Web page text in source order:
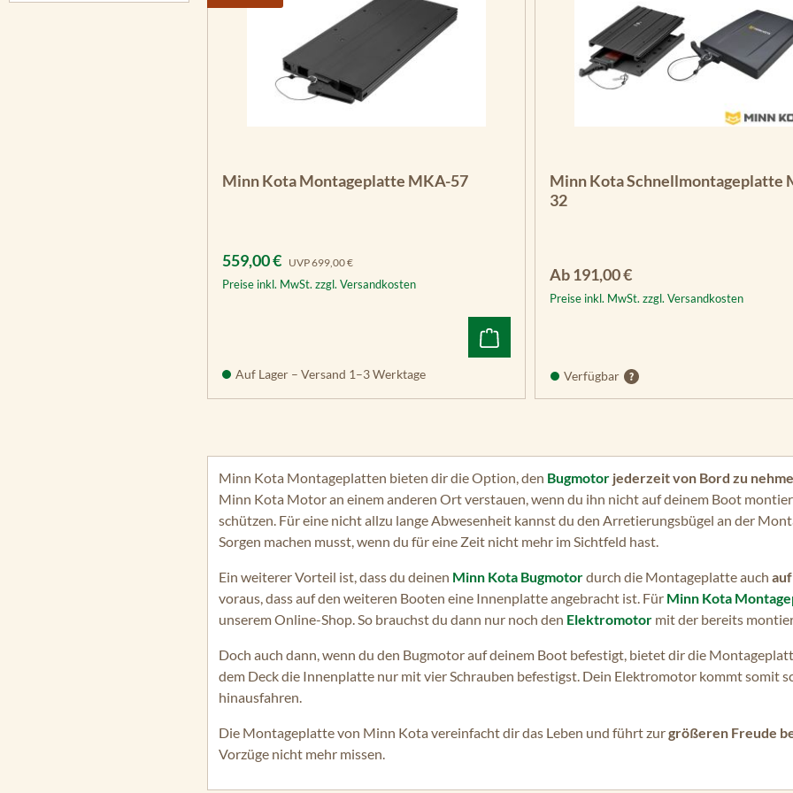
Minn Kota Montageplatte MKA-57
Verkaufspreis:
559,00 € UVP Regulärer Preis:
699,00 €
Preise inkl. MwSt. zzgl. Versandkosten
Auf Lager – Versand 1–3 Werktage
Minn Kota Schnellmontageplatte
32
Regulärer Preis:
Ab191,00 €
Preise inkl. MwSt. zzgl. Versandkosten
Verfügbar
Minn Kota Montageplatten bieten dir die Option, den Bugmotor jederzeit von Bord zu
Minn Kota Motor an einem anderen Ort verstauen, wenn du ihn nicht auf deinem Boot
schützen. Für eine nicht allzu lange Abwesenheit kannst du den Arretierungsbügel an der
Sorgen machen musst, wenn du für eine Zeit nicht mehr im Sichtfeld hast.
Ein weiterer Vorteil ist, dass du deinen Minn Kota Bugmotordurch die Montageplatte auch
voraus, dass auf den weiteren Booten eine Innenplatte angebracht ist. Für Minn Kota
unserem Online-Shop. So brauchst du dann nur noch den Elektromotor mit der bereits
Doch auch dann, wenn du den Bugmotor auf deinem Boot befestigt, bietet dir die
dem Deck die Innenplatte nur mit vier Schrauben befestigst. Dein Elektromotor kommt somit
hinausfahren.
Die Montageplatte von Minn Kota vereinfacht dir das Leben und führt zurgrößeren Freude
Vorzüge nicht mehr missen.